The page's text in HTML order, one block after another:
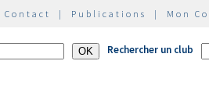
Contact | Publications | Mon
Rechercher un club